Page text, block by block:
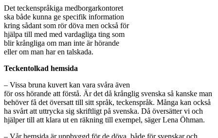
Det teckenspråkiga medborgarkontoret
ska både kunna ge specifik information
kring sådant som rör döva men också för
hjälpa till med med vardagliga ting som
blir krångliga om man inte är hörande
eller om man har en talskada.
Teckentolkad hemsida
– Vissa bruna kuvert kan vara svåra även
för oss hörande att förstå. Är det då krånglig svenska så kanske man
behöver få det översatt till sitt språk, teckenspråk. Många kan också
ha svårt att uttrycka sig skriftligt på svenska. Då översätter vi och
hjälper till att klara ut en räkning till exempel, säger Lena Öhman.
– Vår hemsida är uppbyggd för de döva, både för svenskar och